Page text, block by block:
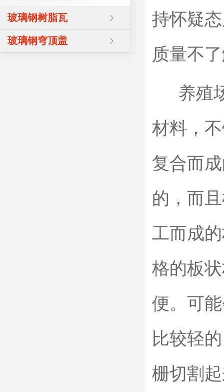
玻璃钢树脂瓦
玻璃钢穹顶盖
持怀疑
质量不
养殖场
材料，
复合而
的，而
工而成
格的板
便。可
比较轻
栅切割